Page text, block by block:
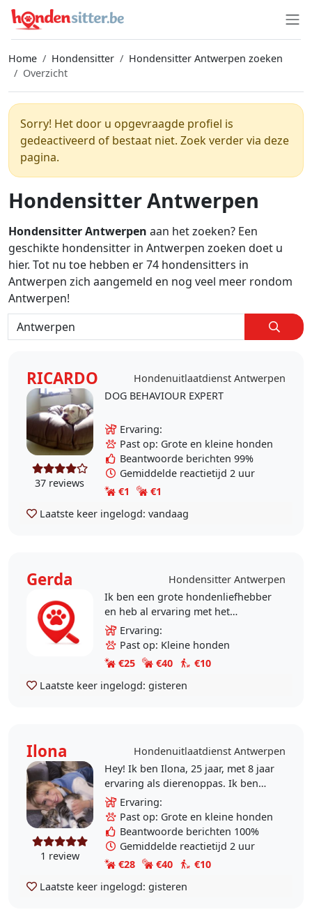
Home Hondensitter
Hondensitter Antwerpen zoeken
Overzicht
Sorry! Het door u opgevraagde profiel is
gedeactiveerd of bestaat niet. Zoek verder via deze
pagina.
Hondensitter Antwerpen
Hondensitter Antwerpen aan het zoeken? Een
geschikte hondensitter in Antwerpen zoeken doet u
hier. Tot nu toe hebben er 74 hondensitters in
Antwerpen zich aangemeld en nog veel meer rondom
Antwerpen!
RICARDO Hondenuitlaatdienst Antwerpen
37 reviews
DOG BEHAVIOUR EXPERT
Ervaring:
Past op: Grote en kleine honden
Beantwoorde berichten 99%
Gemiddelde reactietijd 2 uur
€1
€1
Laatste keer ingelogd: vandaag
Gerda
Hondensitter Antwerpen
Ik ben een grote hondenliefhebber
en heb al ervaring met het
verzorgen en omgaan met honden.
Ik heb geleerd hoe belangrijk het is
om geduldig,..
Ervaring:
Past op: Kleine honden
€25
€40
€10
Laatste keer ingelogd: gisteren
Ilona Hondenuitlaatdienst Antwerpen
1 review
Hey! Ik ben Ilona, 25 jaar, met 8 jaar
ervaring als dierenoppas. Ik ben
opgegroeid met dieren en heb zelf
drie katten die bij mijn mama
verblijven...
Ervaring:
Past op: Grote en kleine honden
Beantwoorde berichten 100%
Gemiddelde reactietijd 2 uur
€28
€40
€10
Laatste keer ingelogd: gisteren